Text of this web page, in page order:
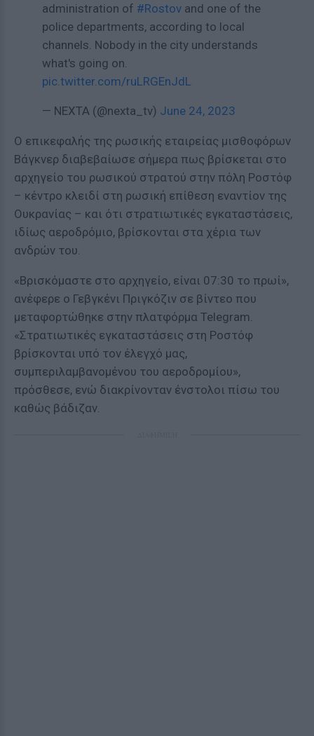
administration of #Rostov and one of the
police departments, according to local
channels. Nobody in the city understands
what's going on.
pic.twitter.com/ruLRGEnJdL
— NEXTA (@nexta_tv) June 24, 2023
Ο επικεφαλής της ρωσικής εταιρείας μισθοφόρων
Βάγκνερ διαβεβαίωσε σήμερα πως βρίσκεται στο
αρχηγείο του ρωσικού στρατού στην πόλη Ροστόφ
– κέντρο κλειδί στη ρωσική επίθεση εναντίον της
Ουκρανίας – και ότι στρατιωτικές εγκαταστάσεις,
ιδίως αεροδρόμιο, βρίσκονται στα χέρια των
ανδρών του.
«Βρισκόμαστε στο αρχηγείο, είναι 07:30 το πρωί»,
ανέφερε ο Γεβγκένι Πριγκόζιν σε βίντεο που
μεταφορτώθηκε στην πλατφόρμα Telegram.
«Στρατιωτικές εγκαταστάσεις στη Ροστόφ
βρίσκονται υπό τον έλεγχό μας,
συμπεριλαμβανομένου του αεροδρομίου»,
πρόσθεσε, ενώ διακρίνονταν ένστολοι πίσω του
καθώς βάδιζαν.